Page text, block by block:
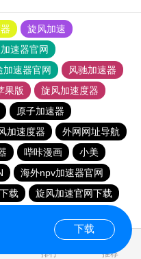
旋风加速
速器官网
加速器官网
风驰加速器
果版
旋风加速度器
原子加速器
加速度器
外网网址导航
哔咔漫画
小美
海外npv加速器官网
载
旋风加速官网下载
排行 推荐
下载